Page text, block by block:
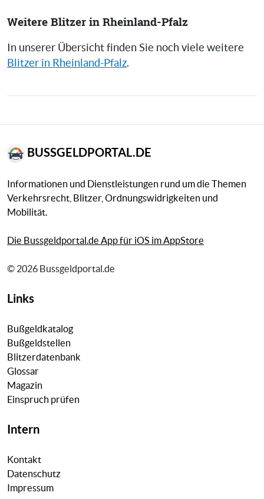
Weitere Blitzer in Rheinland-Pfalz
In unserer Übersicht finden Sie noch viele weitere
Blitzer in Rheinland-Pfalz.
BUSSGELDPORTAL.DE
Informationen und Dienstleistungen rund um die Themen
Verkehrsrecht, Blitzer, Ordnungswidrigkeiten und
Mobilität.
Die Bussgeldportal.de App für iOS im AppStore
© 2026 Bussgeldportal.de
Links
Bußgeldkatalog
Bußgeldstellen
Blitzerdatenbank
Glossar
Magazin
Einspruch prüfen
Intern
Kontakt
Datenschutz
Impressum